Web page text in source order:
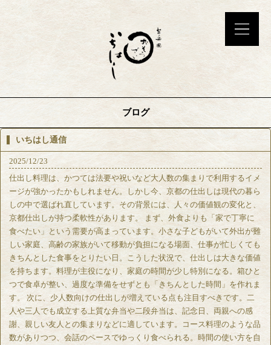
ブログ
いちはし通信
2025/12/23
仕出し料理は、かつては法要や祝いなど大人数の集まりで利用するイメ
ージが強かったかもしれません。しかし今、京都の仕出しは現代の暮ら
しの中で選ばれ直しています。その背景には、人々の価値観の変化と、
京都仕出しが持つ柔軟性があります。 まず、外食よりも「家で丁寧に
食べたい」という需要が高まっています。小さな子どもがいて外出が難
しい家庭、高齢の家族がいて移動が負担になる場面、仕事が忙しくても
きちんとした食事をとりたい日。こうした状況で、仕出しは大きな価値
を持ちます。料理が主役になり、家庭の時間が少し特別になる。箱ひと
つで食卓が整い、過度な準備をせずとも「きちんとした時間」を作れま
す。 次に、少人数向けの仕出しが増えている点も注目すべきです。二
人や三人でも成立する上質な弁当や二段弁当は、記念日、両親への感
謝、親しい友人との集まりなどに適しています。コース料理のような品
数がありつつ、会話のペースでゆっくり食べられる。時間の使い方を自